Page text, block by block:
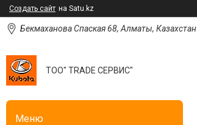
Создать сайт на Satu.kz
Бекмаханова Спаская 68, Алматы, Казахстан
ТОО" TRADE СЕРВИС"